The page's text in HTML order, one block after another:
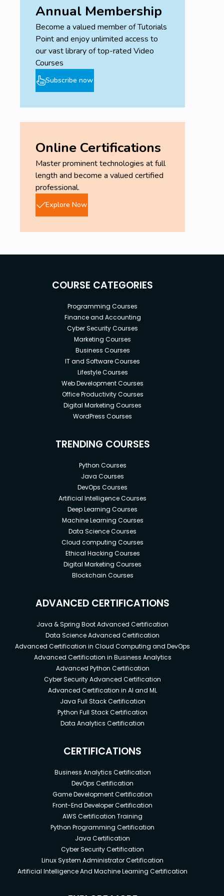
Annual Membership
Become a valued member of Tutorials
Point and enjoy unlimited access to
our vast library of top-rated Video
Courses
Subscribe now
Online Certifications
Master prominent technologies at full
length and become a valued certified
professional.
Explore Now
COURSE CATEGORIES
Programming Courses
Finance and Accounting
Cyber Security Courses
Marketing Courses
Business Courses
IT and Software Courses
Lifestyle Courses
Web Development Courses
Office Productivity Courses
Digital Marketing Courses
WordPress Courses
TRENDING COURSES
Python Courses
Java Courses
DevOps Courses
Artificial Intelligence Courses
Deep Learning Courses
Machine Learning Courses
Data Science Courses
Cloud computing Courses
Ethical Hacking Courses
Digital Marketing Courses
Blockchain Courses
ADVANCED CERTIFICATIONS
Java & Spring Boot Advanced Certification
Data Science Advanced Certification
Advanced Certification in Cloud Computing and DevOps
Advanced Certification in Business Analytics
Advanced Python Certification
Cyber Security Advanced Certification
Advanced Certification in AI and ML
Java Full Stack Certification
Python Full Stack Certification
Data Analytics Certification
CERTIFICATIONS
Business Analytics Certification
DevOps Certification
Game Development Certification
Front-End Developer Certification
AWS Certification Training
Python Programming Certification
Java Certification
Cyber Security Certification
Linux System Administrator Certification
Artificial Intelligence And Machine Learning Certification